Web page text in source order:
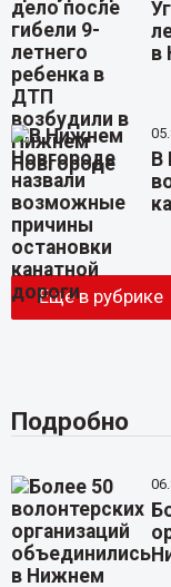
в
В
Еще в рубрике
Подробно